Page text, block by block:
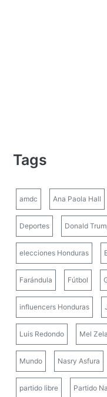
Tags
amdc Ana Paola Hall
Deportes Donald
elecciones Honduras
Farándula Fútbol
influencers Honduras
Luis Redondo Mel
Mundo Nasry Asfura
partido libre Partido